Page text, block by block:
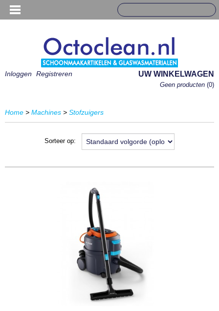
Inloggen Registreren UW WINKELWAGEN
Geen producten (0)
Home > Machines > Stofzuigers
Sorteer op: